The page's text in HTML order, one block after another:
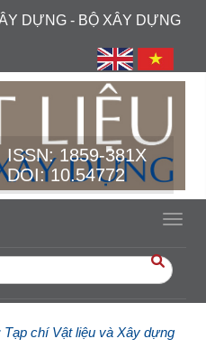
DỰNG - BỘ XÂY DỰNG
ISSN:1859-381X
DOI: 10.54772
Tạp chí Vật liệu và Xây dựng